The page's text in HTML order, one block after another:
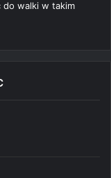
walki w takim